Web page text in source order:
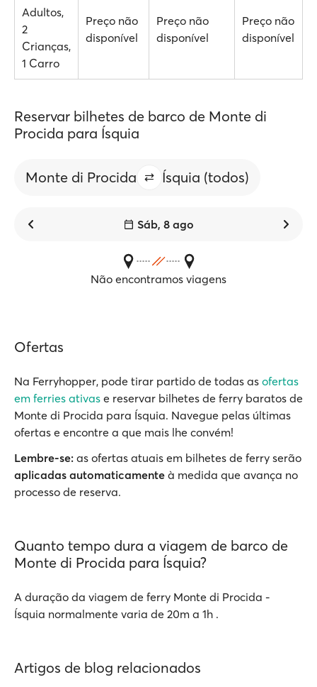
Adultos,
2
Crianças,
1 Carro
Preço não
disponível
Preço não
disponível
Preço não
disponível
Reservar bilhetes de barco de Monte di
Procida para Ísquia
Monte di Procida Ísquia (todos)
Sáb, 8 ago
Não encontramos viagens
Ofertas
Na Ferryhopper, pode tirar partido de todas as ofertas
em ferries ativas e reservar bilhetes de ferry baratos de
Monte di Procida para Ísquia. Navegue pelas últimas
ofertas e encontre a que mais lhe convém!
Lembre-se: as ofertas atuais em bilhetes de ferry serão
aplicadas automaticamente à medida que avança no
processo de reserva.
Quanto tempo dura a viagem de barco de
Monte di Procida para Ísquia?
A duração da viagem de ferry Monte di Procida -
Ísquia normalmente varia de 20m a 1h .
Artigos de blog relacionados